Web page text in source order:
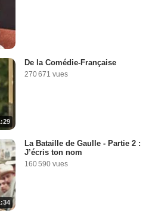
De la Comédie-Française
270 671 vues
La Bataille de Gaulle - Partie 2 :
J’écris ton nom
160 590 vues